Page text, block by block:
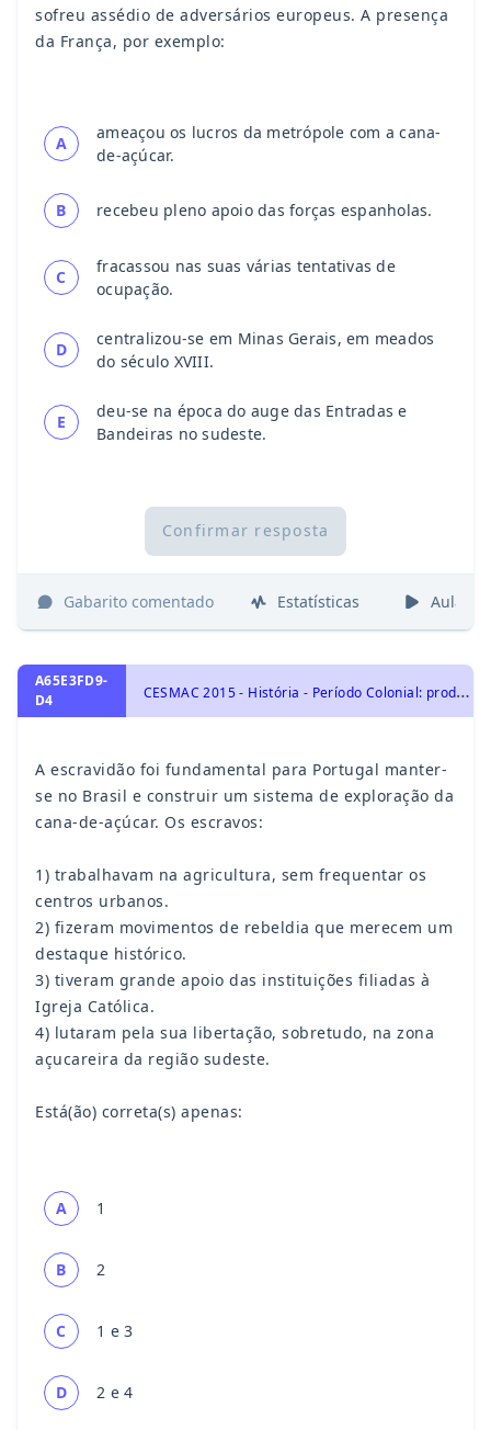
sofreu assédio de adversários europeus. A presença
da França, por exemplo:
A
ameaçou os lucros da metrópole com a cana-
de-açúcar.
B recebeu pleno apoio das forças espanholas.
C
fracassou nas suas várias tentativas de
ocupação.
D
centralizou-se em Minas Gerais, em meados
do século XVIII.
E
deu-se na época do auge das Entradas e
Bandeiras no sudeste.
Confirmar resposta
Gabarito comentado Estatísticas Aulas
A65E3FD9-
D4
C
ESMAC 2015 - História - Período Colonial: produção de riqueza e escravismo, História do Brasil
A escravidão foi fundamental para Portugal manter-
se no Brasil e construir um sistema de exploração da
cana-de-açúcar. Os escravos:
1) trabalhavam na agricultura, sem frequentar os
centros urbanos.
2) fizeram movimentos de rebeldia que merecem um
destaque histórico.
3) tiveram grande apoio das instituições filiadas à
Igreja Católica.
4) lutaram pela sua libertação, sobretudo, na zona
açucareira da região sudeste.
Está(ão) correta(s) apenas:
A 1
B 2
C 1 e 3
D 2 e 4